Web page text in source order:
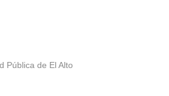
Pública de El Alto